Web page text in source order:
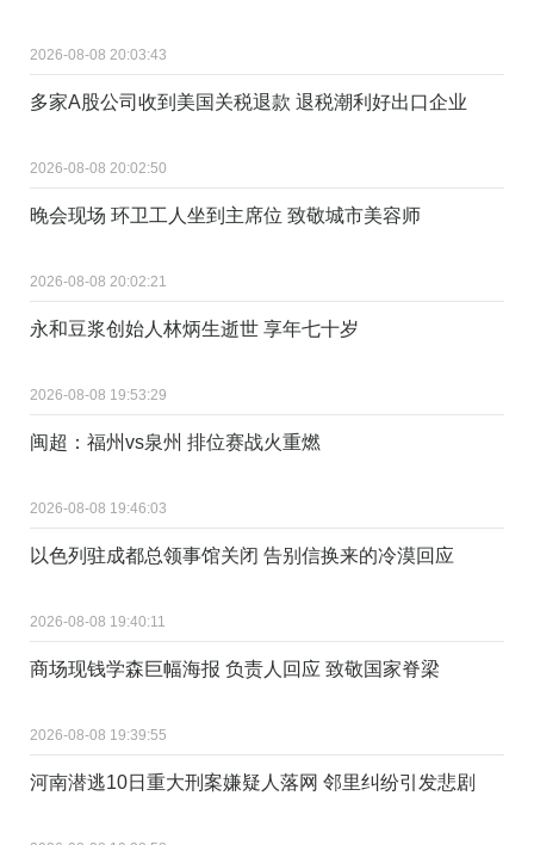
2026-08-08 20:03:43
多家A股公司收到美国关税退款 退税潮利好出口企业
2026-08-08 20:02:50
晚会现场 环卫工人坐到主席位 致敬城市美容师
2026-08-08 20:02:21
永和豆浆创始人林炳生逝世 享年七十岁
2026-08-08 19:53:29
闽超：福州vs泉州 排位赛战火重燃
2026-08-08 19:46:03
以色列驻成都总领事馆关闭 告别信换来的冷漠回应
2026-08-08 19:40:11
商场现钱学森巨幅海报 负责人回应 致敬国家脊梁
2026-08-08 19:39:55
河南潜逃10日重大刑案嫌疑人落网 邻里纠纷引发悲剧